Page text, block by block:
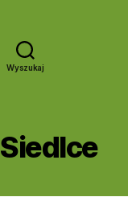
Wyszukaj
Siedlce